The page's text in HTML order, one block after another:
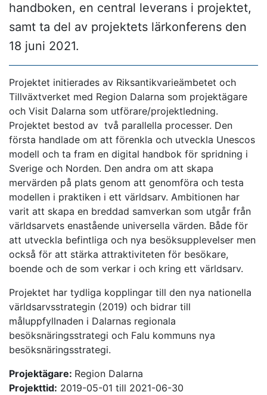
handboken, en central leverans i projektet,
samt ta del av projektets lärkonferens den
18 juni 2021.
Projektet initierades av Riksantikvarieämbetet och
Tillväxtverket med Region Dalarna som projektägare
och Visit Dalarna som utförare/projektledning.
Projektet bestod av två parallella processer. Den
första handlade om att förenkla och utveckla Unescos
modell och ta fram en digital handbok för spridning i
Sverige och Norden. Den andra om att skapa
mervärden på plats genom att genomföra och testa
modellen i praktiken i ett världsarv. Ambitionen har
varit att skapa en breddad samverkan som utgår från
världsarvets enastående universella värden. Både för
att utveckla befintliga och nya besöksupplevelser men
också för att stärka attraktiviteten för besökare,
boende och de som verkar i och kring ett världsarv.
Projektet har tydliga kopplingar till den nya nationella
världsarvsstrategin (2019) och bidrar till
måluppfyllnaden i Dalarnas regionala
besöksnäringsstrategi och Falu kommuns nya
besöksnäringsstrategi.
Projektägare: Region Dalarna
Projekttid: 2019-05-01 till 2021-06-30